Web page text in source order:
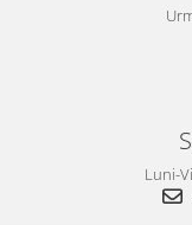
Luni-